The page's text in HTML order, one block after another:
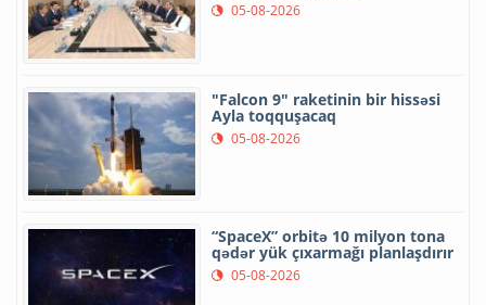
05-08-2026
"Falcon 9" raketinin bir hissəsi
Ayla toqquşacaq
05-08-2026
“SpaceX” orbitə 10 milyon tona
qədər yük çıxarmağı planlaşdırır
05-08-2026